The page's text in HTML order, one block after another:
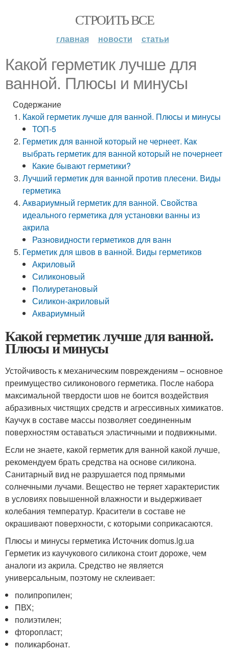
СТРОИТЬ ВСЕ
главная новости статьи
Какой герметик лучше для
ванной. Плюсы и минусы
Содержание
Какой герметик лучше для ванной. Плюсы и минусы
ТОП-5
Герметик для ванной который не чернеет. Как
выбрать герметик для ванной который не почернеет
Какие бывают герметики?
Лучший герметик для ванной против плесени. Виды
герметика
Аквариумный герметик для ванной. Свойства
идеального герметика для установки ванны из
акрила
Разновидности герметиков для ванн
Герметик для швов в ванной. Виды герметиков
Акриловый
Силиконовый
Полиуретановый
Силикон-акриловый
Аквариумный
Какой герметик лучше для ванной.
Плюсы и минусы
Устойчивость к механическим повреждениям – основное
преимущество силиконового герметика. После набора
максимальной твердости шов не боится воздействия
абразивных чистящих средств и агрессивных химикатов.
Каучук в составе массы позволяет соединенным
поверхностям оставаться эластичными и подвижными.
Если не знаете, какой герметик для ванной какой лучше,
рекомендуем брать средства на основе силикона.
Санитарный вид не разрушается под прямыми
солнечными лучами. Вещество не теряет характеристик
в условиях повышенной влажности и выдерживает
колебания температур. Красители в составе не
окрашивают поверхности, с которыми соприкасаются.
Плюсы и минусы герметика Источник domus.lg.ua
Герметик из каучукового силикона стоит дороже, чем
аналоги из акрила. Средство не является
универсальным, поэтому не склеивает:
полипропилен;
ПВХ;
полиэтилен;
фторопласт;
поликарбонат.